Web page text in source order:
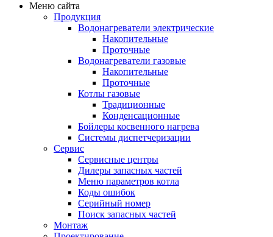
Меню сайта
Продукция
Водонагреватели электрические
Накопительные
Проточные
Водонагреватели газовые
Накопительные
Проточные
Котлы газовые
Традиционные
Конденсационные
Бойлеры косвенного нагрева
Системы диспетчеризации
Сервис
Сервисные центры
Дилеры запасных частей
Меню параметров котла
Коды ошибок
Серийный номер
Поиск запасных частей
Монтаж